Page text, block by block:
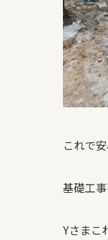
これで
基礎工
Yさまこ